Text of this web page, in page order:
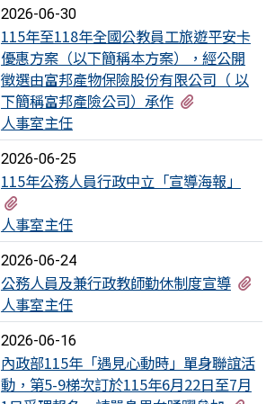
2026-06-30
115年至118年全國公教員工旅遊平安卡
優惠方案（以下簡稱本方案），經公開
徵選由富邦產物保險股份有限公司（ 以
下簡稱富邦產險公司）承作
人事室主任
2026-06-25
115年公務人員行政中立「宣導海報」
人事室主任
2026-06-24
公務人員及兼行政教師勤休制度宣導
人事室主任
2026-06-16
內政部115年「遇見心動時」單身聯誼活
動，第5-9梯次訂於115年6月22日至7月